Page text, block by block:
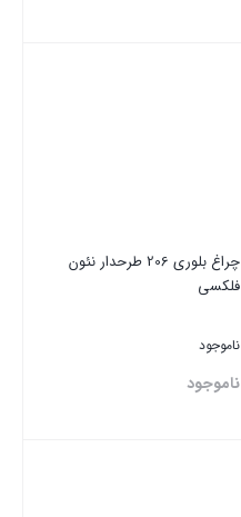
چراغ بلوری 206 طرحدار نئون
فلکسی
ناموجود
ناموجود